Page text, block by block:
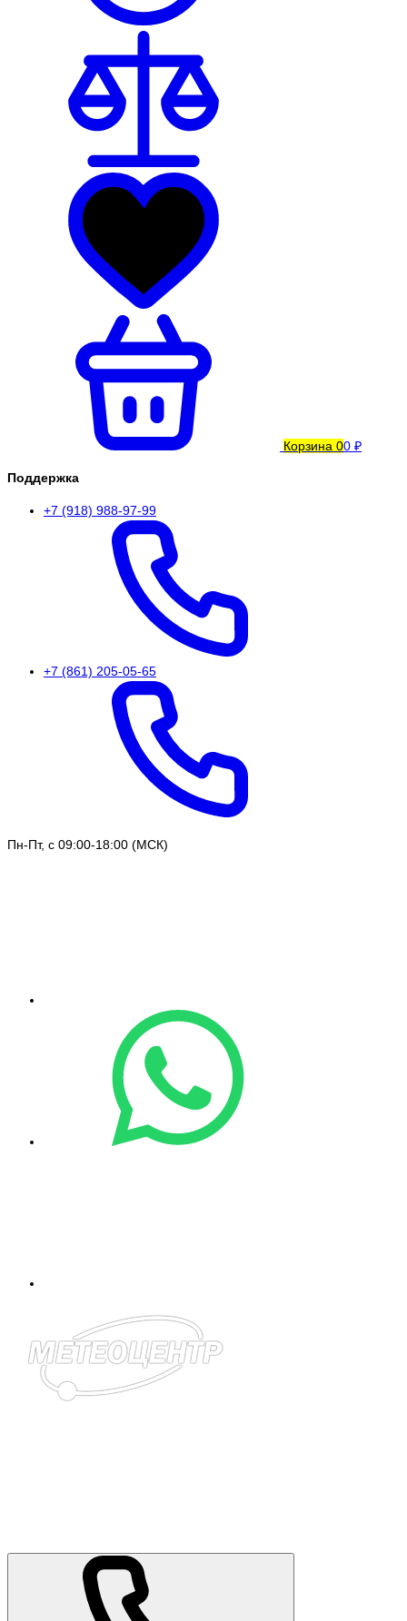
Корзина 00 ₽
Поддержка
+7 (918) 988-97-99
+7 (861) 205-05-65
Пн-Пт, с 09:00-18:00 (МСК)